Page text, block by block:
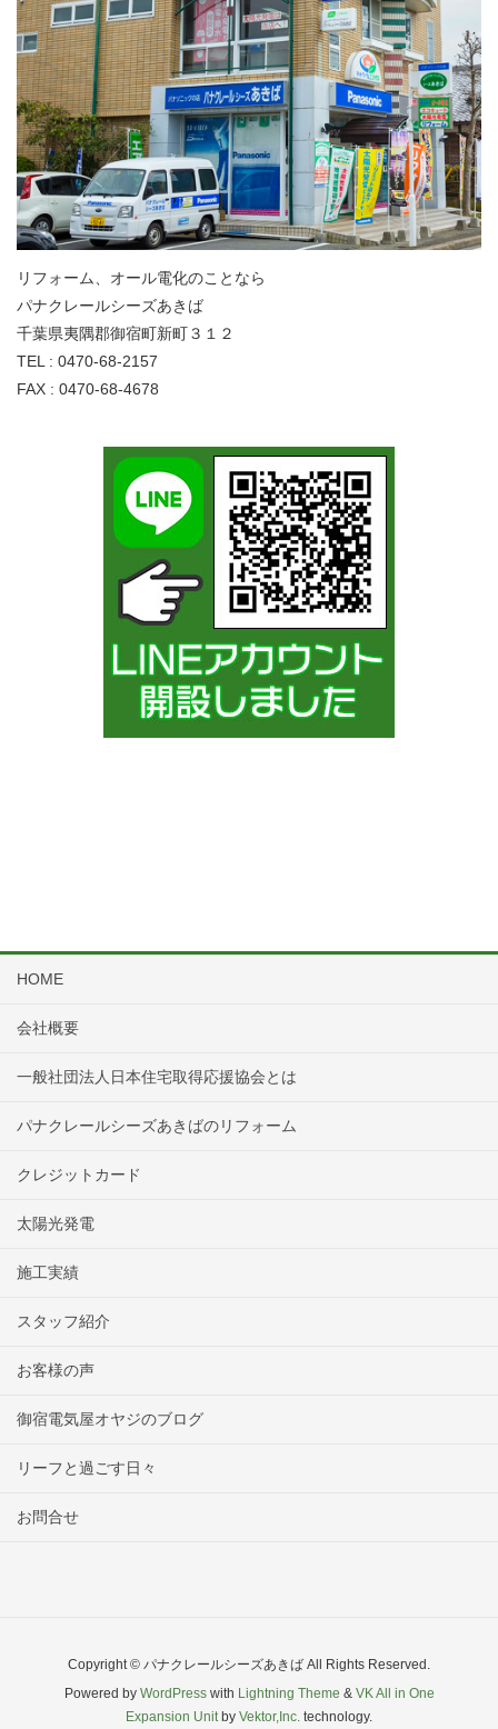
リフォーム、オール電化のことなら
パナクレールシーズあきば
千葉県夷隅郡御宿町新町３１２
TEL : 0470-68-2157
FAX : 0470-68-4678
HOME
会社概要
一般社団法人日本住宅取得応援協会とは
パナクレールシーズあきばのリフォーム
クレジットカード
太陽光発電
施工実績
スタッフ紹介
お客様の声
御宿電気屋オヤジのブログ
リーフと過ごす日々
お問合せ
Copyright © パナクレールシーズあきば All Rights Reserved.
Powered by WordPresswith Lightning Theme & VK All in One
Expansion Unitby Vektor,Inc. technology.